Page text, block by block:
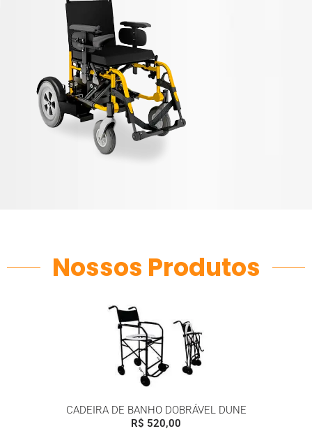
Nossos Produtos
CADEIRA DE BANHO DOBRÁVEL DUNE
R$ 520,00